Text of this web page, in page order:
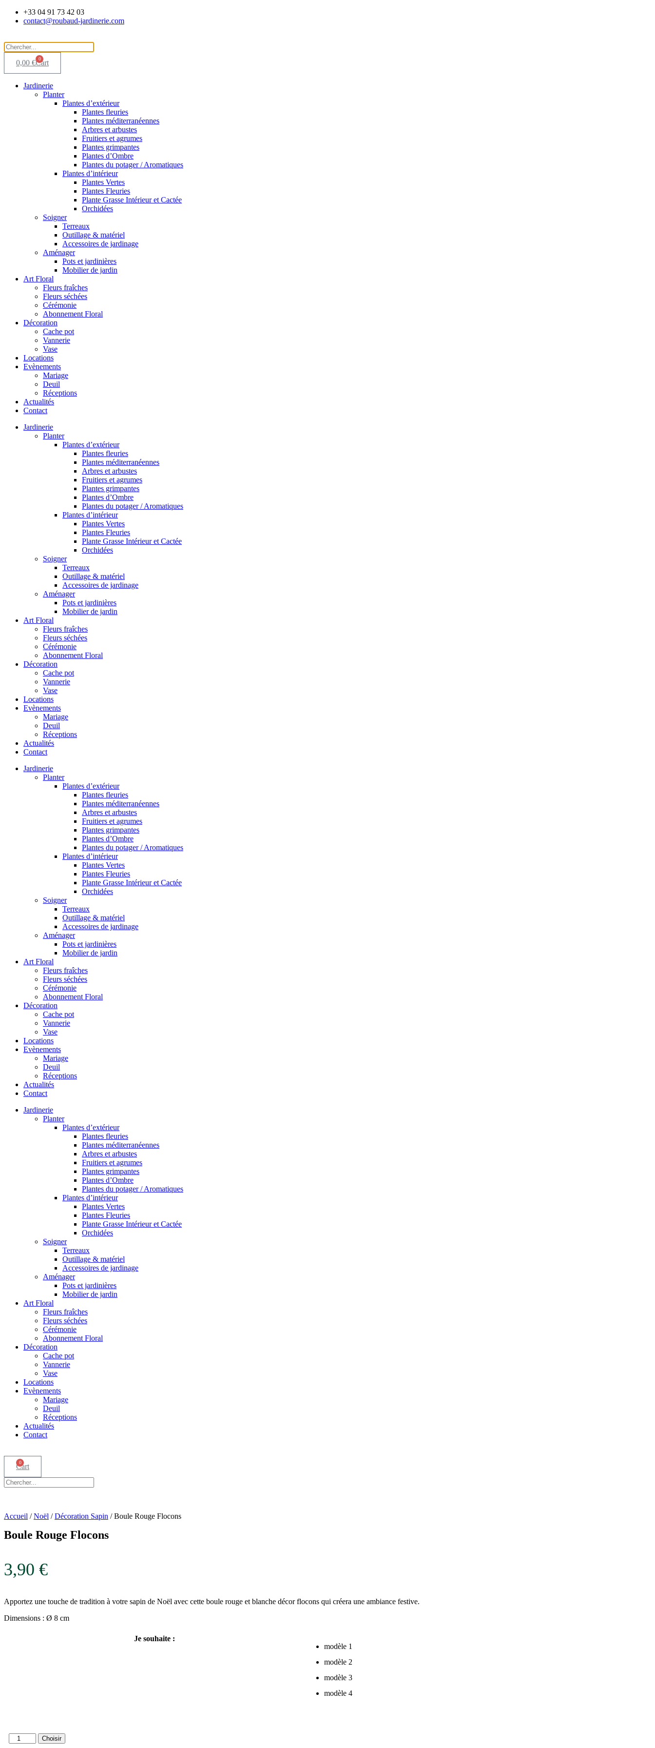
Aller
+33 04 91 73 42 03
contact@roubaud-jardinerie.com
0,00 € 0
Cart
Jardinerie
Planter
Plantes d’extérieur
Plantes fleuries
Plantes méditerranéennes
Arbres et arbustes
Fruitiers et agrumes
Plantes grimpantes
Plantes d’Ombre
Plantes du potager / Aromatiques
Plantes d’intérieur
Plantes Vertes
Plantes Fleuries
Plante Grasse Intérieur et Cactée
Orchidées
Soigner
Terreaux
Outillage & matériel
Accessoires de jardinage
Aménager
Pots et jardinières
Mobilier de jardin
Art Floral
Fleurs fraîches
Fleurs séchées
Cérémonie
Abonnement Floral
Décoration
Cache pot
Vannerie
Vase
Locations
Evènements
Mariage
Deuil
Réceptions
Actualités
Contact
Jardinerie
Planter
Plantes d’extérieur
Plantes fleuries
Plantes méditerranéennes
Arbres et arbustes
Fruitiers et agrumes
Plantes grimpantes
Plantes d’Ombre
Plantes du potager / Aromatiques
Plantes d’intérieur
Plantes Vertes
Plantes Fleuries
Plante Grasse Intérieur et Cactée
Orchidées
Soigner
Terreaux
Outillage & matériel
Accessoires de jardinage
Aménager
Pots et jardinières
Mobilier de jardin
Art Floral
Fleurs fraîches
Fleurs séchées
Cérémonie
Abonnement Floral
Décoration
Cache pot
Vannerie
Vase
Locations
Evènements
Mariage
Deuil
Réceptions
Actualités
Contact
Jardinerie
Planter
Plantes d’extérieur
Plantes fleuries
Plantes méditerranéennes
Arbres et arbustes
Fruitiers et agrumes
Plantes grimpantes
Plantes d’Ombre
Plantes du potager / Aromatiques
Plantes d’intérieur
Plantes Vertes
Plantes Fleuries
Plante Grasse Intérieur et Cactée
Orchidées
Soigner
Terreaux
Outillage & matériel
Accessoires de jardinage
Aménager
Pots et jardinières
Mobilier de jardin
Art Floral
Fleurs fraîches
Fleurs séchées
Cérémonie
Abonnement Floral
Décoration
Cache pot
Vannerie
Vase
Locations
Evènements
Mariage
Deuil
Réceptions
Actualités
Contact
Jardinerie
Planter
Plantes d’extérieur
Plantes fleuries
Plantes méditerranéennes
Arbres et arbustes
Fruitiers et agrumes
Plantes grimpantes
Plantes d’Ombre
Plantes du potager / Aromatiques
Plantes d’intérieur
Plantes Vertes
Plantes Fleuries
Plante Grasse Intérieur et Cactée
Orchidées
Soigner
Terreaux
Outillage & matériel
Accessoires de jardinage
Aménager
Pots et jardinières
Mobilier de jardin
Art Floral
Fleurs fraîches
Fleurs séchées
Cérémonie
Abonnement Floral
Décoration
Cache pot
Vannerie
Vase
Locations
Evènements
Mariage
Deuil
Réceptions
Actualités
Contact
0
Cart
Accueil /Noël /Décoration Sapin / Boule Rouge Flocons
Boule Rouge Flocons
3,90 €
Apportez une touche de tradition à votre sapin de Noël avec cette boule rouge et blanche décor flocons qui créera une ambiance festive.
Dimensions : Ø 8 cm
Je souhaite :
modèle 1
modèle 2
modèle 3
modèle 4
quantité
de
Choisir